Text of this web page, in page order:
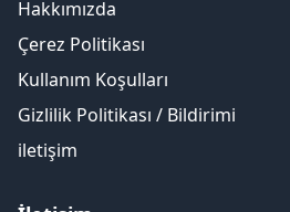
Hakkımızda
Çerez Politikası
Kullanım Koşulları
Gizlilik Politikası / Bildirimi
iletişim